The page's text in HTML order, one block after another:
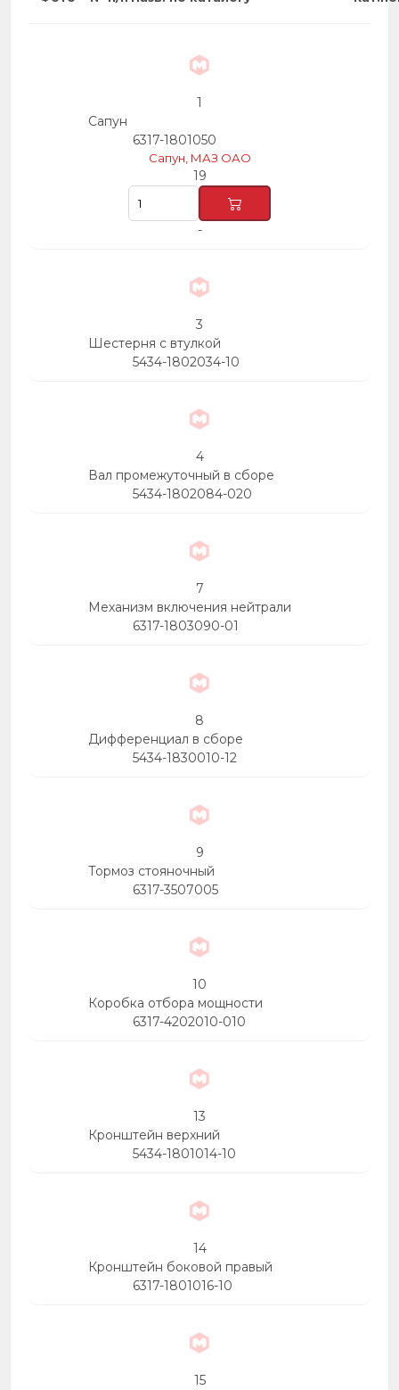
1
Сапун
6317-1801050
Сапун, МАЗ ОАО
19
-
3
Шестерня с втулкой
5434-1802034-10
4
Вал промежуточный в сборе
5434-1802084-020
7
Механизм включения нейтрали
6317-1803090-01
8
Дифференциал в сборе
5434-1830010-12
9
Тормоз стояночный
6317-3507005
10
Коробка отбора мощности
6317-4202010-010
13
Кронштейн верхний
5434-1801014-10
14
Кронштейн боковой правый
6317-1801016-10
15